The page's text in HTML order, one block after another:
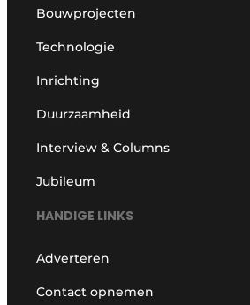
Bouwprojecten
Technologie
Inrichting
Duurzaamheid
Interview & Columns
Jubileum
HANDIGE LINKS
Adverteren
Contact opnemen